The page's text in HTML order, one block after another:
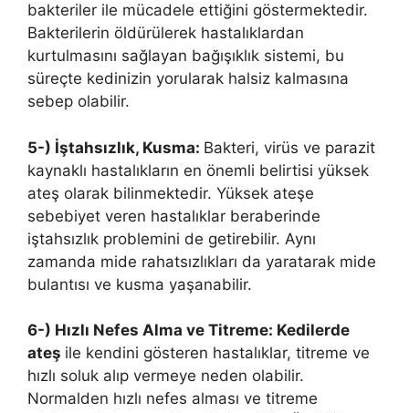
bakteriler ile mücadele ettiğini göstermektedir.
Bakterilerin öldürülerek hastalıklardan
kurtulmasını sağlayan bağışıklık sistemi, bu
süreçte kedinizin yorularak halsiz kalmasına
sebep olabilir.
5-) İştahsızlık, Kusma: Bakteri, virüs ve parazit
kaynaklı hastalıkların en önemli belirtisi yüksek
ateş olarak bilinmektedir. Yüksek ateşe
sebebiyet veren hastalıklar beraberinde
iştahsızlık problemini de getirebilir. Aynı
zamanda mide rahatsızlıkları da yaratarak mide
bulantısı ve kusma yaşanabilir.
6-) Hızlı Nefes Alma ve Titreme: Kedilerde
ateş ile kendini gösteren hastalıklar, titreme ve
hızlı soluk alıp vermeye neden olabilir.
Normalden hızlı nefes alması ve titreme